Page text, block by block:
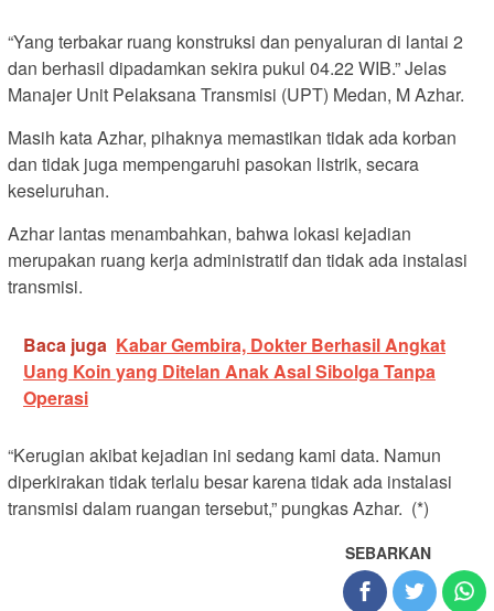
“Yang terbakar ruang konstruksi dan penyaluran di lantai 2
dan berhasil dipadamkan sekira pukul 04.22 WIB.” Jelas
Manajer Unit Pelaksana Transmisi (UPT) Medan, M Azhar.
Masih kata Azhar, pihaknya memastikan tidak ada korban
dan tidak juga mempengaruhi pasokan listrik, secara
keseluruhan.
Azhar lantas menambahkan, bahwa lokasi kejadian
merupakan ruang kerja administratif dan tidak ada instalasi
transmisi.
Baca juga Kabar Gembira, Dokter Berhasil Angkat
Uang Koin yang Ditelan Anak Asal Sibolga Tanpa
Operasi
“Kerugian akibat kejadian ini sedang kami data. Namun
diperkirakan tidak terlalu besar karena tidak ada instalasi
transmisi dalam ruangan tersebut,” pungkas Azhar. (*)
SEBARKAN